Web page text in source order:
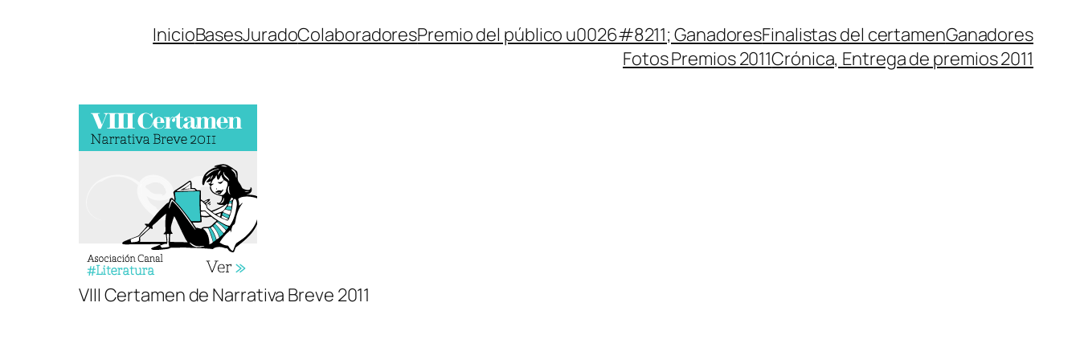
InicioBasesJuradoColaboradoresPremio del público u0026#8211; GanadoresFinalistas del certamenGanadores
Fotos Premios 2011Crónica, Entrega de premios 2011
VIII Certamen de Narrativa Breve 2011